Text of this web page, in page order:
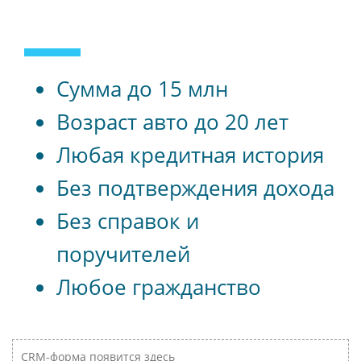
Сумма до 15 млн
Возраст авто до 20 лет
Любая кредитная история
Без подтверждения дохода
Без справок и
поручителей
Любое гражданство
CRM-форма появится здесь